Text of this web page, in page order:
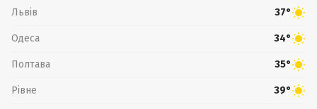
Львів 37°
Одеса 34°
Полтава 35°
Рівне 39°